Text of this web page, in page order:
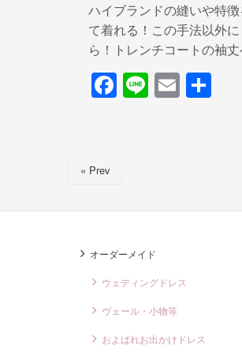
ハイブランドの縫いや特
て着れる！この手法以外
ら！トレンチコートの袖
F
a
o
k
Li
n
E
m
« Prev
オーダーメイド
ウェディングドレス
ヴェール・小物等
およばれお出かけドレス